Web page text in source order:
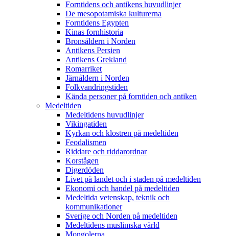
Forntidens och antikens huvudlinjer
De mesopotamiska kulturerna
Forntidens Egypten
Kinas fornhistoria
Bronsåldern i Norden
Antikens Persien
Antikens Grekland
Romarriket
Järnåldern i Norden
Folkvandringstiden
Kända personer på forntiden och antiken
Medeltiden
Medeltidens huvudlinjer
Vikingatiden
Kyrkan och klostren på medeltiden
Feodalismen
Riddare och riddarordnar
Korstågen
Digerdöden
Livet på landet och i staden på medeltiden
Ekonomi och handel på medeltiden
Medeltida vetenskap, teknik och
kommunikationer
Sverige och Norden på medeltiden
Medeltidens muslimska värld
Mongolerna